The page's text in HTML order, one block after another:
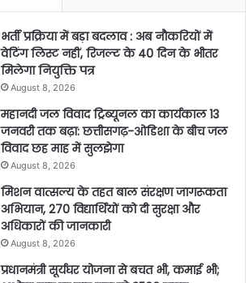
भर्ती प्रक्रिया में बड़ा बदलाव : अब नौकरियों में
वेटिंग लिस्ट नहीं, रिजल्ट के 40 दिन के भीतर
मिलेगा नियुक्ति पत्र
August 8, 2026
महानदी जल विवाद ट्रिब्यूनल का कार्यकाल 13
जनवरी तक बढ़ा: छत्तीसगढ़-ओडिशा के बीच जल
विवाद छह माह में सुलझेगा
August 8, 2026
मिशन वात्सल्य के तहत बाल संरक्षण जागरूकता
अभियान, 270 विद्यार्थियों को दी सुरक्षा और
अधिकारों की जानकारी
August 8, 2026
प्रधानमंत्री सूर्यघर योजना से बचत भी, कमाई भी;